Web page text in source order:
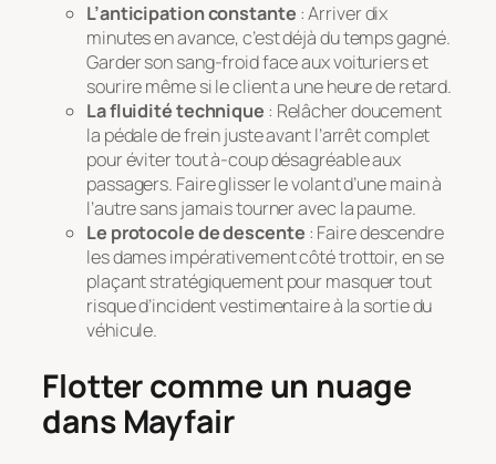
L’anticipation constante : Arriver dix
minutes en avance, c’est déjà du temps gagné.
Garder son sang-froid face aux voituriers et
sourire même si le client a une heure de retard.
La fluidité technique : Relâcher doucement
la pédale de frein juste avant l’arrêt complet
pour éviter tout à-coup désagréable aux
passagers. Faire glisser le volant d’une main à
l’autre sans jamais tourner avec la paume.
Le protocole de descente : Faire descendre
les dames impérativement côté trottoir, en se
plaçant stratégiquement pour masquer tout
risque d’incident vestimentaire à la sortie du
véhicule.
Flotter comme un nuage
dans Mayfair